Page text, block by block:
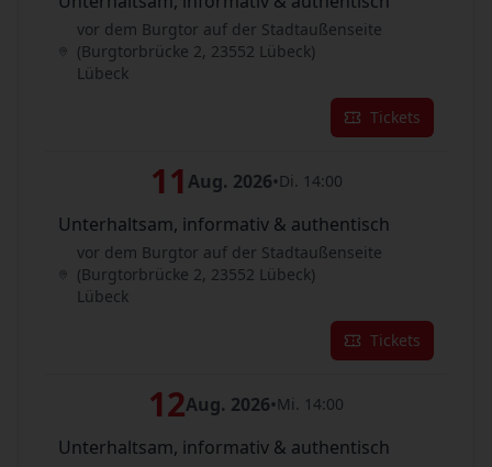
vor dem Burgtor auf der Stadtaußenseite
(Burgtorbrücke 2, 23552 Lübeck)
Lübeck
Tickets
11 Aug. 2026•Di. 14:00
Unterhaltsam, informativ & authentisch
vor dem Burgtor auf der Stadtaußenseite
(Burgtorbrücke 2, 23552 Lübeck)
Lübeck
Tickets
12Aug. 2026•Mi. 14:00
Unterhaltsam, informativ & authentisch